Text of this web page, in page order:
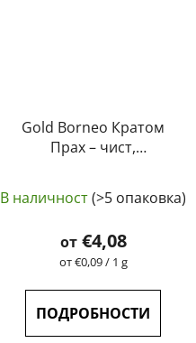
Gold Borneo Кратом
Прах – чист,
| GreenGuru
В наличност(>5 опаковка)
от€4,08
Измерване
цената:
от €0,09 / 1 g
ПОДРОБНОСТИ